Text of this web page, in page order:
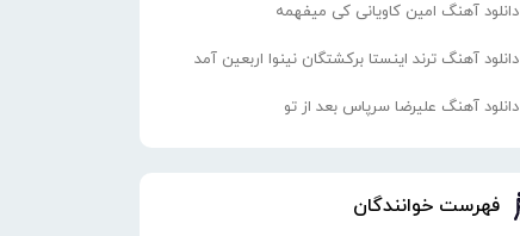
دانلود آهنگ امین کاویانی کی میفهمه
دانلود آهنگ ترند اینستا برکشتگان نینوا اربعین آمد
دانلود آهنگ علیرضا سرپاس بعد از تو
فهرست خوانندگان